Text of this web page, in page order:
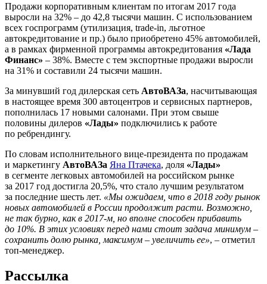
Продажи корпоративным клиентам по итогам 2017 года
выросли на 32% – до 42,8 тысячи машин. С использованием
всех госпрограмм (утилизация, trade-in, льготное
автокредитование и пр.) было приобретено 45% автомобилей,
а в рамках фирменной программы автокредитования «Лада
Финанс» – 38%. Вместе с тем экспортные продажи выросли
на 31% и составили 24 тысячи машин.
За минувший год дилерская сеть АвтоВАЗа, насчитывающая
в настоящее время 300 автоцентров и сервисных партнеров,
пополнилась 17 новыми салонами. При этом свыше
половины дилеров «Лады» подключились к работе
по ребрендингу.
По словам исполнительного вице-президента по продажам
и маркетингу АвтоВАЗа Яна Птачека, доля «Лады»
в сегменте легковых автомобилей на российском рынке
за 2017 год достигла 20,5%, что стало лучшим результатом
за последние шесть лет. «Мы ожидаем, что в 2018 году рынок
новых автомобилей в России продолжит расти. Возможно,
не так бурно, как в 2017-м, но вполне способен прибавить
до 10%. В этих условиях перед нами стоит задача минимум –
сохранить долю рынка, максимум – увеличить ее», – отметил
топ-менеджер.
Рассылка